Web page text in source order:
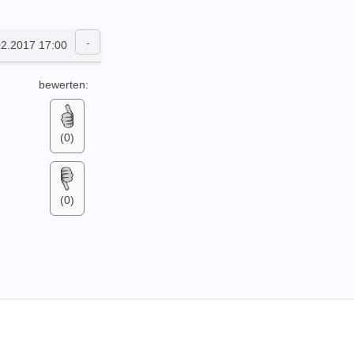
17:00
bewerten:
(0)
(0)